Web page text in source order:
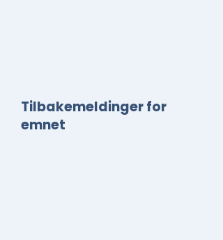
Tilbakemeldinger for
emnet